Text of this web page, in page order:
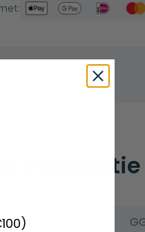
informatie